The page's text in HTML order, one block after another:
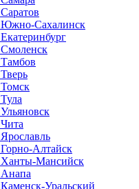
Саратов
Южно-Сахалинск
Екатеринбург
Смоленск
Тамбов
Тверь
Томск
Тула
Ульяновск
Чита
Ярославль
Горно-Алтайск
Ханты-Мансийск
Анапа
Каменск-Уральский